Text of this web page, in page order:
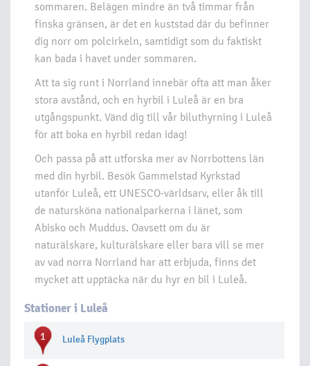
sommaren. Belägen mindre än två timmar från
finska gränsen, är det en kuststad där du befinner
dig norr om polcirkeln, samtidigt som du faktiskt
kan bada i havet under sommaren.
Att ta sig runt i Norrland innebär ofta att man åker
stora avstånd, och en hyrbil i Luleå är en bra
utgångspunkt. Vänd dig till vår biluthyrning i Luleå
för att boka en hyrbil redan idag!
Och passa på att utforska mer av Norrbottens län
med din hyrbil. Besök Gammelstad Kyrkstad
utanför Luleå, ett UNESCO-världsarv, eller åk till
de natursköna nationalparkerna i länet, som
Abisko och Muddus. Oavsett om du är
naturälskare, kulturälskare eller bara vill se mer
av vad norra Norrland har att erbjuda, finns det
mycket att upptäcka när du hyr en bil i Luleå.
Stationer i Luleå
1 Luleå Flygplats